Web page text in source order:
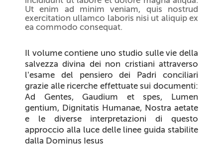
Ut enim ad minim veniam, quis nostrud
exercitation ullamco laboris nisi ut aliquip ex
ea commodo consequat.
Il volume contiene uno studio sulle vie della
salvezza divina dei non cristiani attraverso
l’esame del pensiero dei Padri conciliari
grazie alle ricerche effettuate sui documenti:
Ad Gentes,Gaudium et spes, Lumen
gentium, Dignitatis Humanae, Nostra aetate
e le diverse interpretazioni di questo
approccio alla luce delle linee guida stabilite
dalla Dominus Iesus